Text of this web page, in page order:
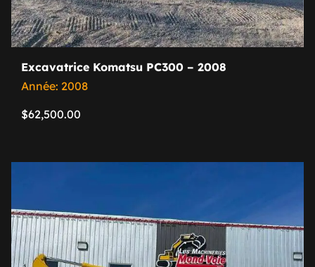
Excavatrice Komatsu PC300 – 2008
Année: 2008
$62,500.00